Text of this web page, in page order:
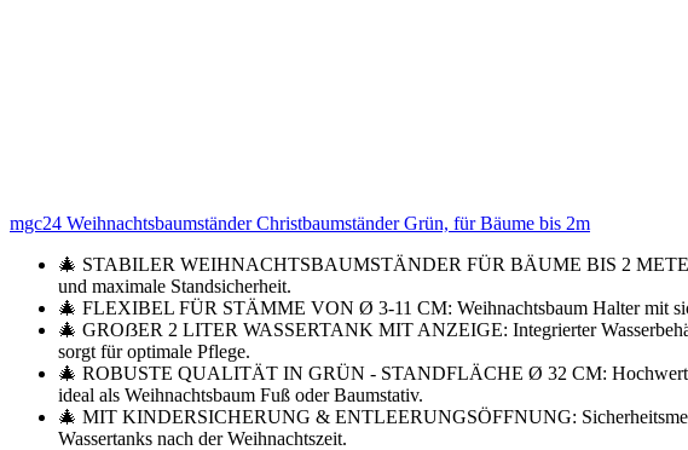
mgc24 Weihnachtsbaumständer Christbaumständer Grün, für Bäume bis 2m
🎄 STABILER WEIHNACHTSBAUMSTÄNDER FÜR BÄUME BIS 2 METER:
und maximale Standsicherheit.
🎄 FLEXIBEL FÜR STÄMME VON Ø 3-11 CM: Weihnachtsbaum Halter mit
🎄 GROẞER 2 LITER WASSERTANK MIT ANZEIGE: Integrierter
sorgt für optimale Pflege.
🎄 ROBUSTE QUALITÄT IN GRÜN - STANDFLÄCHE Ø 32 CM:
ideal als Weihnachtsbaum Fuß oder Baumstativ.
🎄 MIT KINDERSICHERUNG & ENTLEERUNGSÖFFNUNG:
Wassertanks nach der Weihnachtszeit.